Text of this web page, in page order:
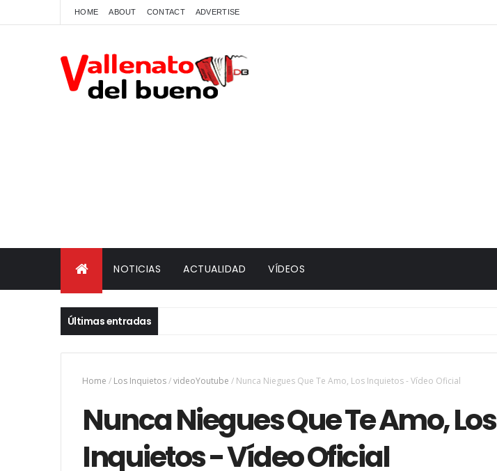
HOME ABOUT CONTACT ADVERTISE
NOTICIAS ACTUALIDAD VÍDEOS
Últimas entradas
Home / Los Inquietos/videoYoutube / Nunca Niegues Que Te Amo, Los Inquietos - Vídeo Oficial
Nunca Niegues Que Te Amo, Los
Inquietos - Vídeo Oficial